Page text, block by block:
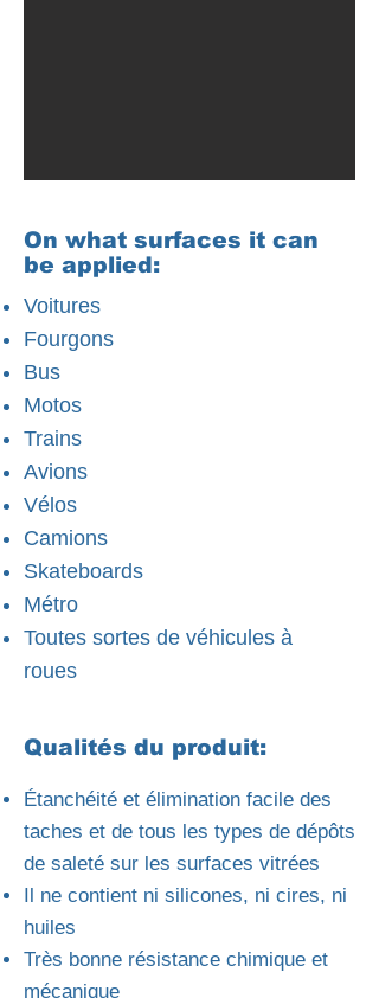
On what surfaces it can
be applied:
Voitures
Fourgons
Bus
Motos
Trains
Avions
Vélos
Camions
Skateboards
Métro
Toutes sortes de véhicules à
roues
Qualités du produit:
Étanchéité et élimination facile des
taches et de tous les types de dépôts
de saleté sur les surfaces vitrées
Il ne contient ni silicones, ni cires, ni
huiles
Très bonne résistance chimique et
mécanique